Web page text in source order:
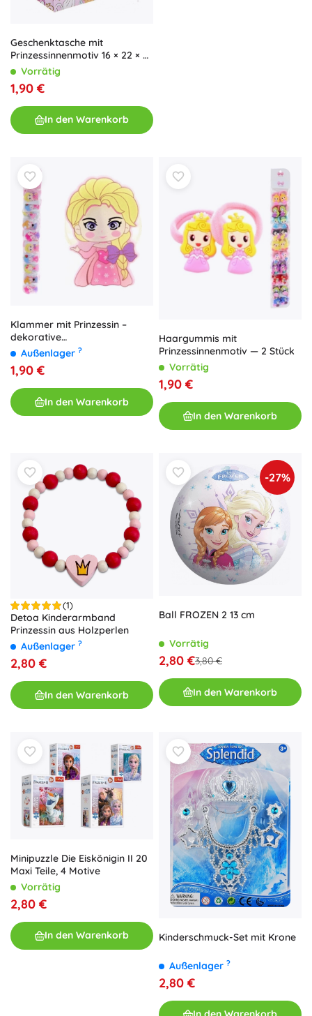
Geschenktasche mit
Prinzessinnenmotiv 16 × 22 × 9
cmVorrätig
1,90 €
In den Warenkorb
Klammer mit Prinzessin –
dekorative
Kunststoffklammer (10 Stk.)
Außenlager ?
1,90 €
In den Warenkorb
Haargummis mit
Prinzessinnenmotiv — 2 Stück
Vorrätig
1,90 €
In den Warenkorb
(1)
Detoa Kinderarmband
Prinzessin aus Holzperlen
Außenlager ?
2,80 €
In den Warenkorb
-27%
Ball FROZEN 2 13 cm
Vorrätig
2,80 €3,80 €
In den Warenkorb
Minipuzzle Die Eiskönigin II 20
Maxi Teile, 4 Motive
Vorrätig
2,80 €
In den Warenkorb Kinderschmuck-Set mit Krone
Außenlager ?
2,80 €